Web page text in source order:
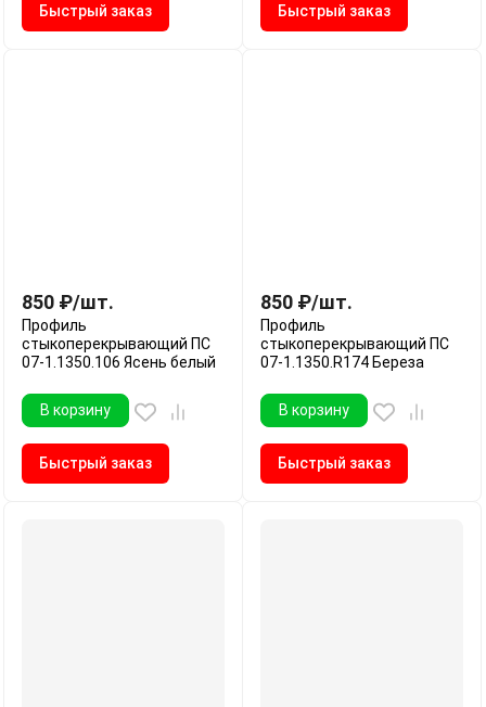
Быстрый заказ Быстрый заказ
850 ₽/шт.
Профиль
стыкоперекрывающий ПС
07-1.1350.106 Ясень белый
В корзину
Быстрый заказ
850 ₽/шт.
Профиль
стыкоперекрывающий ПС
07-1.1350.R174 Береза
В корзину
Быстрый заказ